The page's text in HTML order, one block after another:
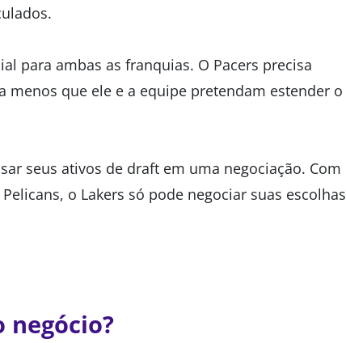
para ambas as franquias. O Pacers precisa
que ele e a equipe pretendam estender o
seus ativos de draft em uma negociação. Com
o Lakers só pode negociar suas escolhas